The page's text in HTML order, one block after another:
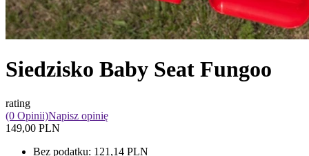
Siedzisko Baby Seat Fungoo
rating
(0 Opinii)Napisz opinię
149,00 PLN
Bez podatku: 121,14 PLN